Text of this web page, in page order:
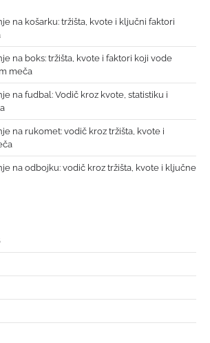
na košarku: tržišta, kvote i ključni faktori
na boks: tržišta, kvote i faktori koji vode
meča
na fudbal: Vodič kroz kvote, statistiku i
na rukomet: vodič kroz tržišta, kvote i
na odbojku: vodič kroz tržišta, kvote i ključne